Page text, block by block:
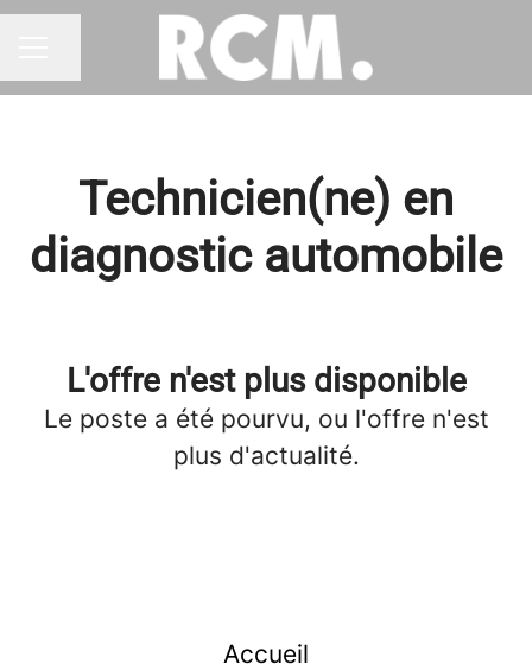
Partager la page
Technicien(ne) en
diagnostic automobile
L'offre n'est plus disponible
Le poste a été pourvu, ou l'offre n'est
plus d'actualité.
Accueil